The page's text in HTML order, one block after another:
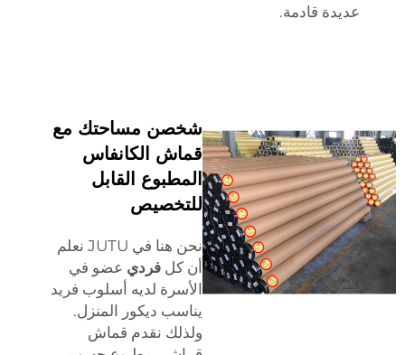
عديدة قادمة.
شخصن مساحتك مع
قماش الكانفاس
المطبوع القابل
للتخصيص
نحن هنا في JUTU نعلم
أن كل فردي عضو في
الأسرة لديه أسلوب فريد
يناسب ديكور المنزل.
ولذلك نقدم قماش